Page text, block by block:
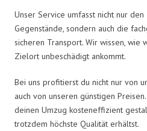
Unser Service umfasst nicht nur
Gegenstände, sondern auch die
sicheren Transport. Wir wissen, wie
Zielort unbeschädigt ankommt.
Bei uns profitierst du nicht nur von
auch von unseren günstigen
deinen Umzug kosteneffizient
trotzdem höchste Qualität erhältst.